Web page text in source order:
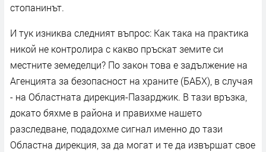
стопанинът.
И тук изниква следният въпрос: Как така на практика
никой не контролира с какво пръскат земите си
местните земеделци? По закон това е задължение на
Агенцията за безопасност на храните (БАБХ), в случая
- на Областната дирекция-Пазарджик. В тази връзка,
докато бяхме в района и правихме нашето
разследване, подадохме сигнал именно до тази
Областна дирекция, за да могат и те да извършат свое